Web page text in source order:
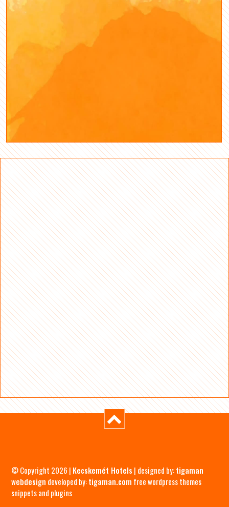
© Copyright 2026 | Kecskemét Hotels | designed by:tigaman
webdesign developed by:tigaman.com free wordpress themes
snippets and plugins